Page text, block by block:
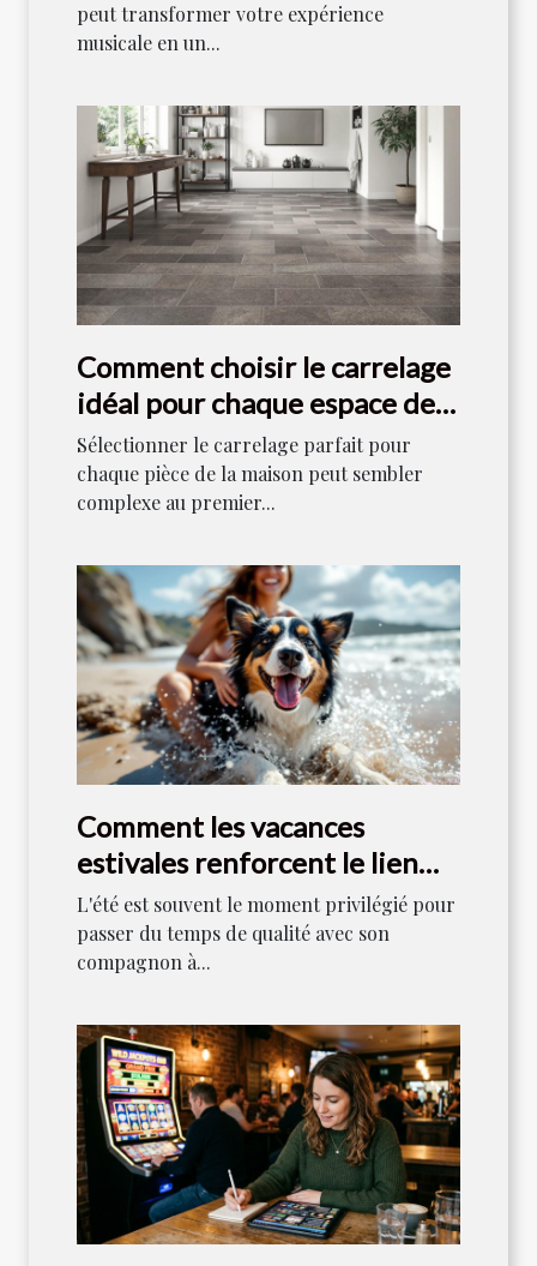
peut transformer votre expérience
musicale en un...
Comment choisir le carrelage
idéal pour chaque espace de
votre maison ?
Sélectionner le carrelage parfait pour
chaque pièce de la maison peut sembler
complexe au premier...
Comment les vacances
estivales renforcent le lien
entre maîtres et chiens ?
L'été est souvent le moment privilégié pour
passer du temps de qualité avec son
compagnon à...